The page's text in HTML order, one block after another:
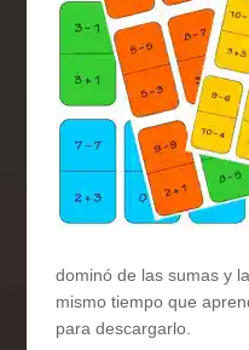
dominó de las sumas y
mismo tiempo que
para descargarlo.